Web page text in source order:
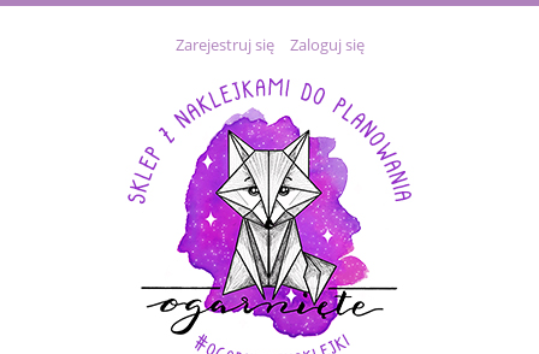
Zarejestruj się Zaloguj się